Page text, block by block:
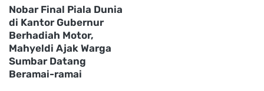
Nobar Final Piala Dunia
di Kantor Gubernur
Berhadiah Motor,
Mahyeldi Ajak Warga
Sumbar Datang
Beramai-ramai